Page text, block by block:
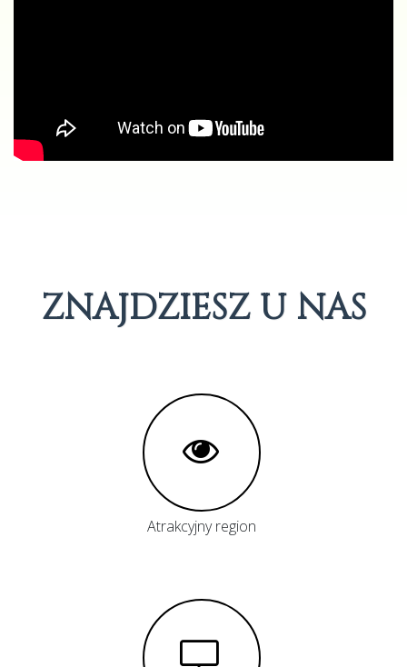
ZNAJDZIESZ U NAS
Atrakcyjny region